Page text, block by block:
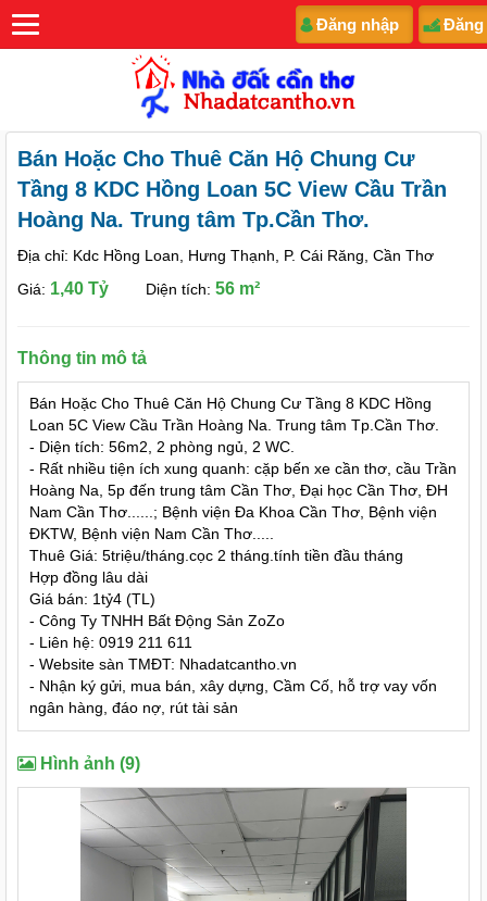
Đăng nhập Đăng
Bán Hoặc Cho Thuê Căn Hộ Chung Cư
Tầng 8 KDC Hồng Loan 5C View Cầu Trần
Hoàng Na. Trung tâm Tp.Cần Thơ.
Địa chỉ: Kdc Hồng Loan, Hưng Thạnh, P. Cái Răng, Cần Thơ
Giá: 1,40 Tỷ Diện tích: 56 m²
Thông tin mô tả
Bán Hoặc Cho Thuê Căn Hộ Chung Cư Tầng 8 KDC Hồng
Loan 5C View Cầu Trần Hoàng Na. Trung tâm Tp.Cần Thơ.
- Diện tích: 56m2, 2 phòng ngủ, 2 WC.
- Rất nhiều tiện ích xung quanh: cặp bến xe cần thơ, cầu Trần
Hoàng Na, 5p đến trung tâm Cần Thơ, Đại học Cần Thơ, ĐH
Nam Cần Thơ......; Bệnh viện Đa Khoa Cần Thơ, Bệnh viện
ĐKTW, Bệnh viện Nam Cần Thơ.....
Thuê Giá: 5triệu/tháng.cọc 2 tháng.tính tiền đầu tháng
Hợp đồng lâu dài
Giá bán: 1tỷ4 (TL)
- Công Ty TNHH Bất Động Sản ZoZo
- Liên hệ: 0919 211 611
- Website sàn TMĐT: Nhadatcantho.vn
- Nhận ký gửi, mua bán, xây dựng, Cầm Cố, hỗ trợ vay vốn
ngân hàng, đáo nợ, rút tài sản
Hình ảnh (9)